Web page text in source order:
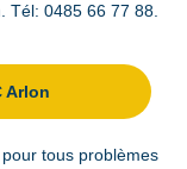
Tél: 0485 66 77 88.
Arlon
tous problèmes